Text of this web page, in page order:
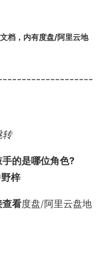
档，内有度盘/阿里云地
转
手的是哪位角色?
梓
查看度盘/阿里云盘地